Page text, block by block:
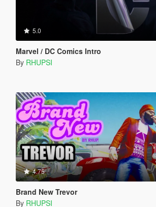
5.0
Marvel / DC Comics Intro
By RHUPSI
4.75
Brand New Trevor
By RHUPSI